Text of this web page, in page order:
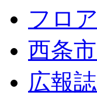
フロ
西条
広報